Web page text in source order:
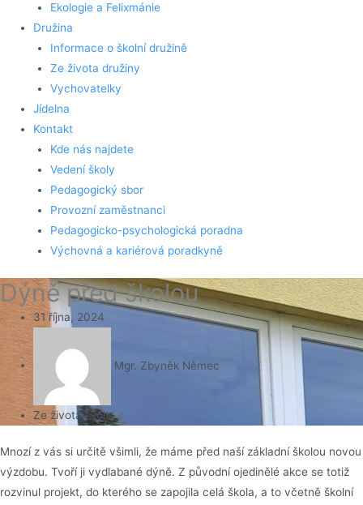
Ekologie a Felixmánie
Družina
Informace o školní družině
Ze života družiny
Vychovatelky
Jídelna
Kontakt
Kde nás najdete
Vedení školy
Pedagogický sbor
Provozní zaměstnanci
Pedagogicko-psychologická poradna
Výchovná a kariérová poradkyně
Dýně před školou
31 října, 2024
Mgr. Zbyněk Němec
Ze života školy
Mnozí z vás si určitě všimli, že máme před naší základní školou novou
výzdobu. Tvoří ji vydlabané dýně. Z původní ojedinělé akce se totiž
rozvinul projekt, do kterého se zapojila celá škola, a to včetně školní